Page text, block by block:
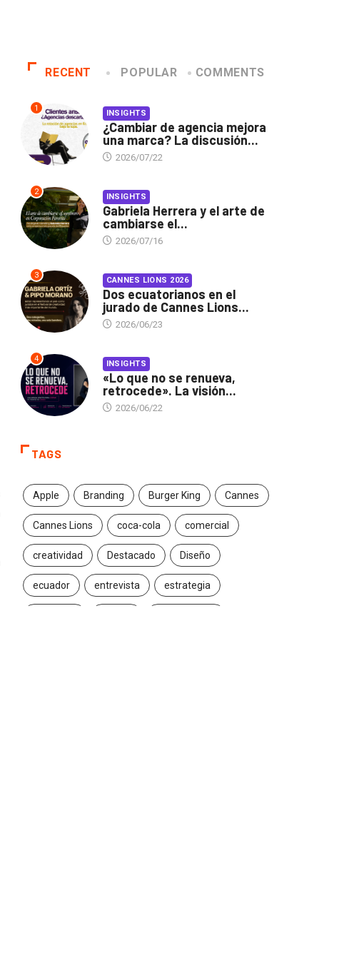
RECENT POPULAR COMMENTS
1 INSIGHTS
¿Cambiar de agencia mejora
una marca? La discusión...
2026/07/22
2 INSIGHTS
Gabriela Herrera y el arte de
cambiarse el...
2026/07/16
3 CANNES LIONS 2026
Dos ecuatorianos en el
jurado de Cannes Lions...
2026/06/23
4 INSIGHTS
«Lo que no se renueva,
retrocede». La visión...
2026/06/22
TAGS
Apple Branding Burger King Cannes
Cannes Lions coca-cola comercial
creatividad Destacado Diseño
ecuador entrevista estrategia